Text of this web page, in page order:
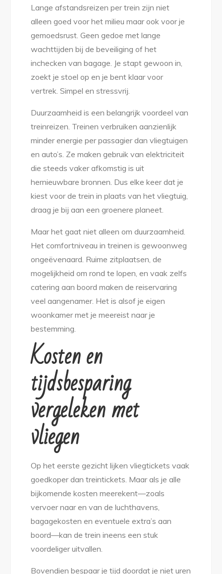
Lange afstandsreizen per trein zijn niet
alleen goed voor het milieu maar ook voor je
gemoedsrust. Geen gedoe met lange
wachttijden bij de beveiliging of het
inchecken van bagage. Je stapt gewoon in,
zoekt je stoel op en je bent klaar voor
vertrek. Simpel en stressvrij.
Duurzaamheid is een belangrijk voordeel van
treinreizen. Treinen verbruiken aanzienlijk
minder energie per passagier dan vliegtuigen
en auto’s. Ze maken gebruik van elektriciteit
die steeds vaker afkomstig is uit
hernieuwbare bronnen. Dus elke keer dat je
kiest voor de trein in plaats van het vliegtuig,
draag je bij aan een groenere planeet.
Maar het gaat niet alleen om duurzaamheid.
Het comfortniveau in treinen is gewoonweg
ongeëvenaard. Ruime zitplaatsen, de
mogelijkheid om rond te lopen, en vaak zelfs
catering aan boord maken de reiservaring
veel aangenamer. Het is alsof je eigen
woonkamer met je meereist naar je
bestemming.
Kosten en
tijdsbesparing
vergeleken met
vliegen
Op het eerste gezicht lijken vliegtickets vaak
goedkoper dan treintickets. Maar als je alle
bijkomende kosten meerekent—zoals
vervoer naar en van de luchthavens,
bagagekosten en eventuele extra’s aan
boord—kan de trein ineens een stuk
voordeliger uitvallen.
Bovendien bespaar je tijd doordat je niet uren